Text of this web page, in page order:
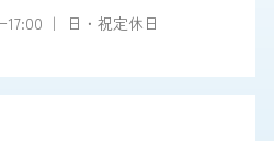
17:00 ｜ 日・祝定休日